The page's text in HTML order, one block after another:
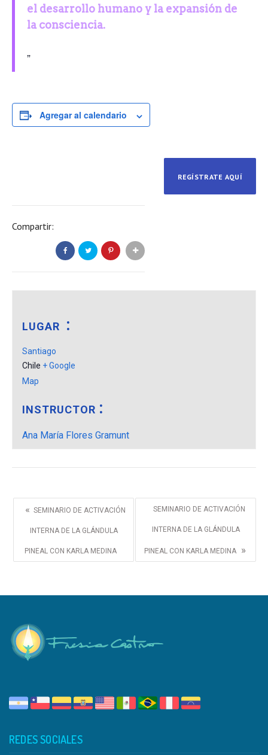
el desarrollo humano y la expansión de
la consciencia.
Agregar al calendario
REGÍSTRATE AQUÍ
LUGAR
Santiago
Chile + Google
Map
INSTRUCTOR
Ana María Flores Gramunt
Compartir:
« SEMINARIO DE ACTIVACIÓN
INTERNA DE LA GLÁNDULA
PINEAL CON KARLA MEDINA
SEMINARIO DE ACTIVACIÓN
INTERNA DE LA GLÁNDULA
PINEAL CON KARLA MEDINA »
REDES SOCIALES